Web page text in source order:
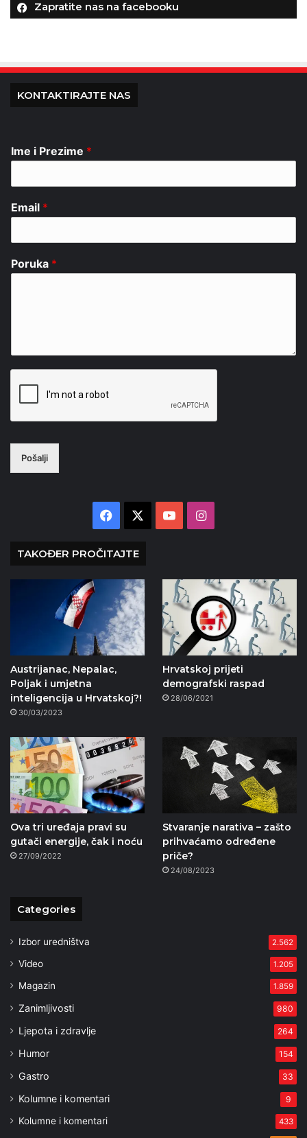
Zapratite nas na facebooku
KONTAKTIRAJTE NAS
Ime i Prezime *
Email *
Poruka *
Pošalji
Facebook YouTubeInstagram
TAKOĐER PROČITAJTE
Austrijanac, Nepalac,
Poljak i umjetna
inteligencija u Hrvatskoj?!
30/03/2023
Hrvatskoj prijeti
demografski raspad
28/06/2021
Ova tri uređaja pravi su
gutači energije, čak i noću
27/09/2022
Stvaranje narativa – zašto
prihvaćamo određene
priče?
24/08/2023
Categories
Izbor uredništva 2.562
Video 1.205
Magazin 1.859
Zanimljivosti 980
Ljepota i zdravlje 264
Humor 154
Gastro 33
Kolumne i komentari 9
Kolumne i komentari 433